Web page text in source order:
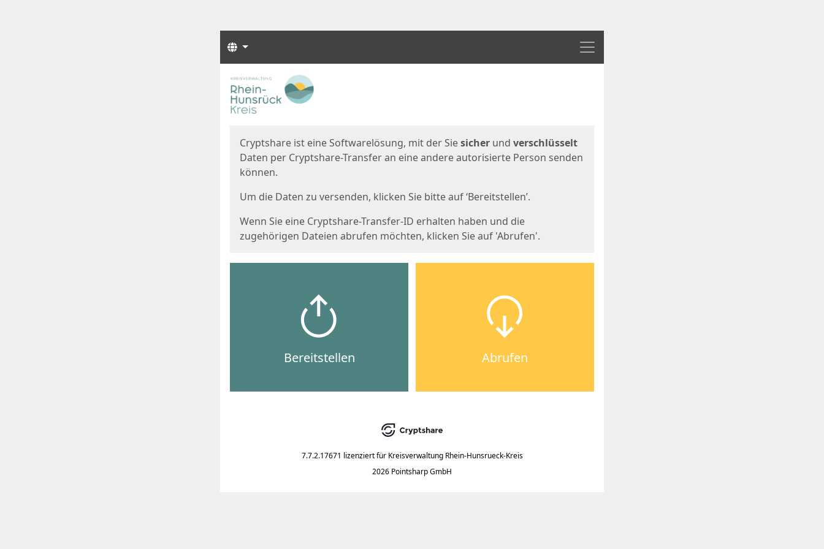
Menü
Sprachen
Start
Cryptshare ist eine Softwarelösung, mit der Siesicher und verschlüsselt
Daten per Cryptshare-Transfer an eine andere autorisierte Person senden
können.
Um die Daten zu versenden, klicken Sie bitte auf ‘Bereitstellen’.
Wenn Sie eine Cryptshare-Transfer-ID erhalten haben und die
zugehörigen Dateien abrufen möchten, klicken Sie auf 'Abrufen'.
Bereitstellen Abrufen
7.7.2.17671 lizenziert für Kreisverwaltung Rhein-Hunsrueck-Kreis
2026 Pointsharp GmbH